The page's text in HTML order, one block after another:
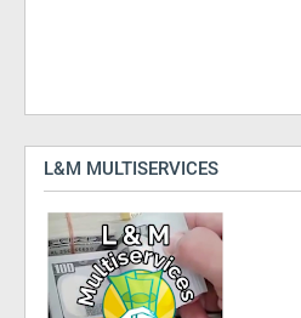
L&M MULTISERVICES